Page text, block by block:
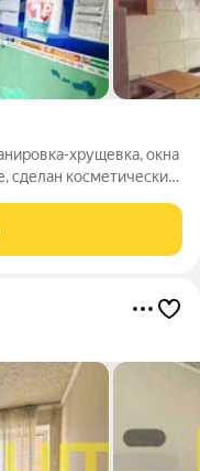
хрущевка, окна
сделан косметический
остановки